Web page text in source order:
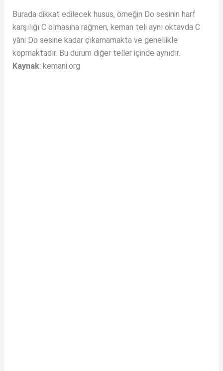
Burada dikkat edilecek husus, örneğin Do sesinin harf
karşılığı C olmasına rağmen, keman teli aynı oktavda C
yâni Do sesine kadar çıkamamakta ve genellikle
kopmaktadır. Bu durum diğer teller içinde aynıdır.
Kaynak: kemani.org